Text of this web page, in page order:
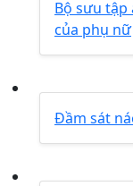
Bộ sưu tập
của phụ nữ
Đầm sát